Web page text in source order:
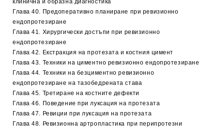
клинична и образна диагностика
Глава 40. Предоперативно планиране при ревизионно
ендопротезиране
Глава 41. Хирургически достъпи при ревизионно
ендопротезиране
Глава 42. Екстракция на протезата и костния цимент
Глава 43. Техники на циментно ревизионно ендопротезиране
Глава 44. Техники на безциментно ревизионно
ендопротезиране на тазобедрената става
Глава 45. Третиране на костните дефекти
Глава 46. Поведение при луксация на протезата
Глава 47. Ревиции при луксация на протезата
Глава 48. Ревизионна артропластика при перипротезни